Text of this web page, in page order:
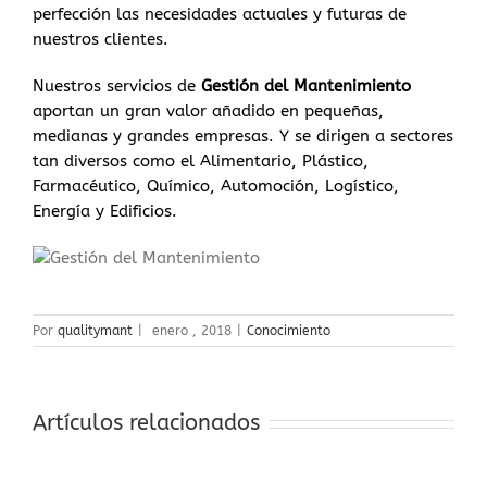
perfección las necesidades actuales y futuras de
nuestros clientes.
Nuestros servicios de Gestión del Mantenimiento
aportan un gran valor añadido en pequeñas,
medianas y grandes empresas. Y se dirigen a sectores
tan diversos como el Alimentario, Plástico,
Farmacéutico, Químico, Automoción, Logístico,
Energía y Edificios.
Por qualitymant enero , 2018 Conocimiento
Artículos relacionados